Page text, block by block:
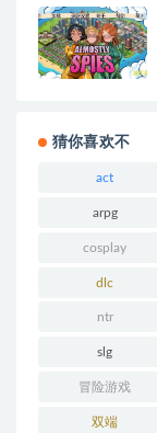
猜你喜欢不
act
arpg
cosplay
dlc
ntr
slg
冒险游戏
双端